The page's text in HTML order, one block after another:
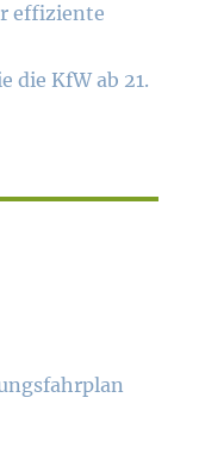
effiziente
die KfW ab 21.